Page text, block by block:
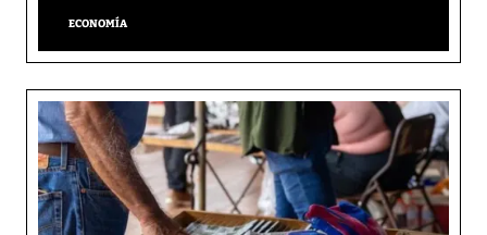
ECONOMÍA